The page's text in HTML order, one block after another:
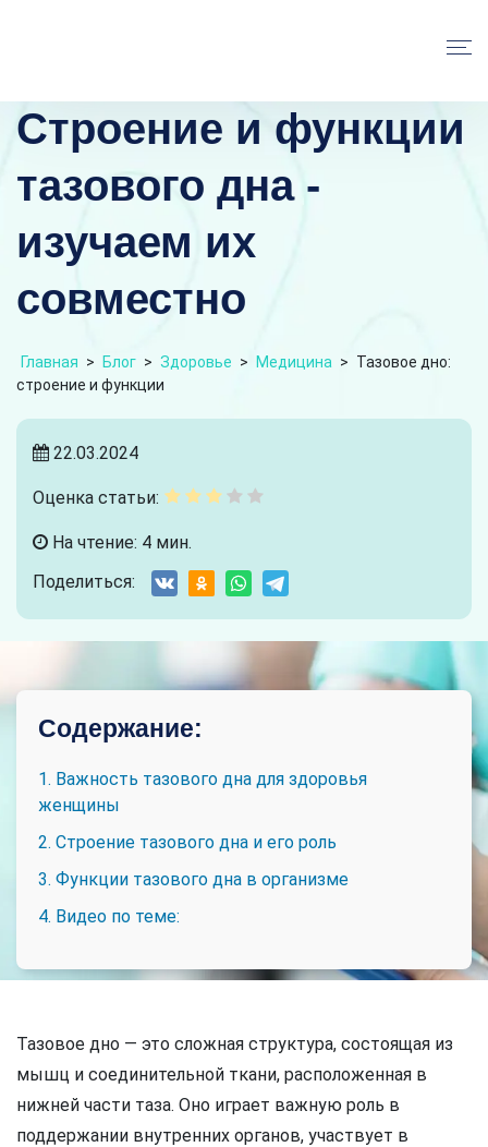
Строение и функции
тазового дна -
изучаем их
совместно
Главная > Блог > Здоровье > Медицина > Тазовое дно:
строение и функции
22.03.2024
Оценка статьи:
На чтение: 4 мин.
Поделиться:
Содержание:
1. Важность тазового дна для здоровья
женщины
2. Строение тазового дна и его роль
3. Функции тазового дна в организме
4. Видео по теме:
Тазовое дно — это сложная структура, состоящая из
мышц и соединительной ткани, расположенная в
нижней части таза. Оно играет важную роль в
поддержании внутренних органов, участвует в